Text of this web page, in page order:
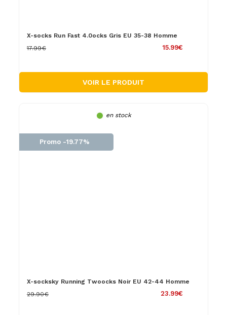
X-socks Run Fast 4.0ocks Gris EU 35-38 Homme
15.99€
17.99€
VOIR LE PRODUIT
en stock
Promo -19.77%
X-socksky Running Twoocks Noir EU 42-44 Homme
23.99€
29.90€